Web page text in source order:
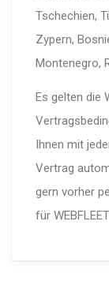
Tschechien,
Zypern,
Montenegro,
Es gelten die
Ihnen mit
Vertrag
gern vorher
für